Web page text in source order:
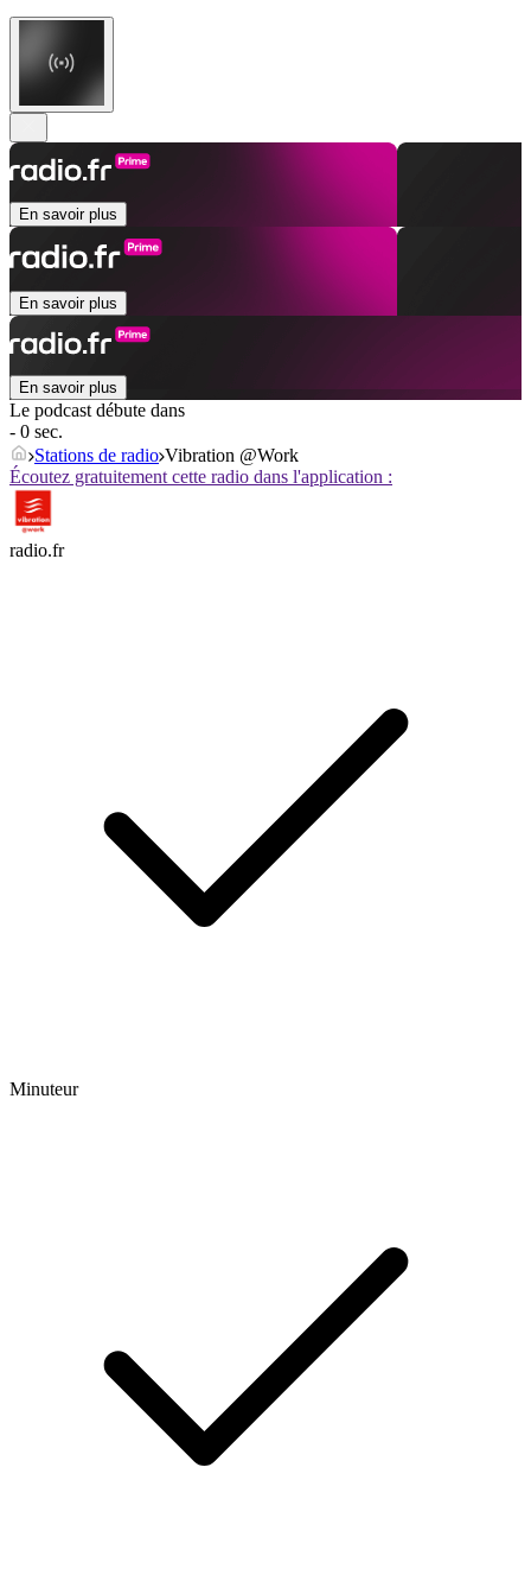
En savoir plus
En savoir plus
En savoir plus
Le podcast débute dans
- 0 sec.
Stations de radio Vibration @Work
Écoutez gratuitement cette radio dans l'application :
radio.fr
Minuteur